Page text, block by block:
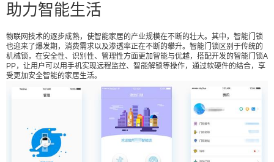
助力智能生活
物联网技术的逐步成熟，使智能家居的产业规模在不断的壮大。其中，智能门锁
也迎来了爆发期，消费需求以及渗透率正在不断的攀升。智能门锁区别于传统的
机械锁，在安全性、识别性、管理性方面更加智能与优越，搭配开发的智能门锁A
PP，让用户可以用手机实现远程监控、智能解锁等操作，通过软硬件的结合，享
受更加安全智能的家居生活。
互联网与门锁的结合，智能门锁APP助
力智能生活
物联网技术的逐步成熟，使智能家居的产业规模在
不断的壮大。其中，智能门锁也迎来了爆发期，消
费需求以及渗透率正在不断的攀升。智能门锁区别
于传统的机械锁，在安全性、识别性、管理性方面
更加智能与优越，搭配开发的智能门锁APP，让用
户可以用手机实现远程监控、智能解锁等操作，通